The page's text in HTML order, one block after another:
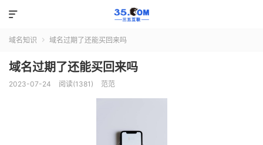

域名知识  域名过期了还能买回来吗
域名过期了还能买回来吗
2023-07-24 阅读(1381) 范范